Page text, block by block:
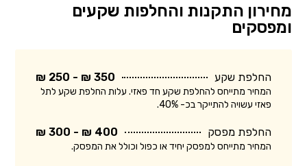
מחירון התקנות והחלפות שקעים
ומפסקים
החלפת שקע 350 ₪ - 250 ₪
המחיר מתייחס להחלפת שקע חד פאזי. עלות החלפת שקע לתל
פאזי עשויה להתייקר בכ- 40%.
החלפת מפסק 400 ₪ - 300 ₪
המחיר מתייחס למפסק יחיד או כפול וכולל את המפסק.